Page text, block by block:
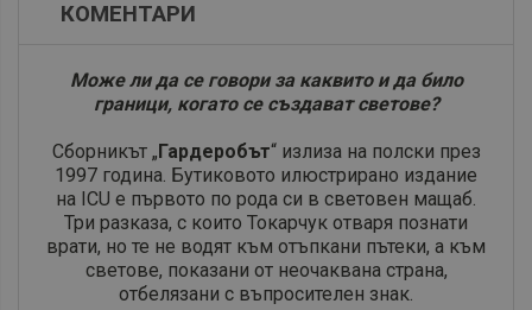
КОМЕНТАРИ
​Може ли да се говори за каквито и да било
граници, когато се създават светове?
Сборникът „ Гардеробът“ излиза на полски през
1997 година. Бутиковото илюстрирано издание
на ICU е първото по рода си в световен мащаб.
Три разказа, с които Токарчук отваря познати
врати, но те не водят към отъпкани пътеки, а към
светове, показани от неочаквана страна,
отбелязани с въпросителен знак.